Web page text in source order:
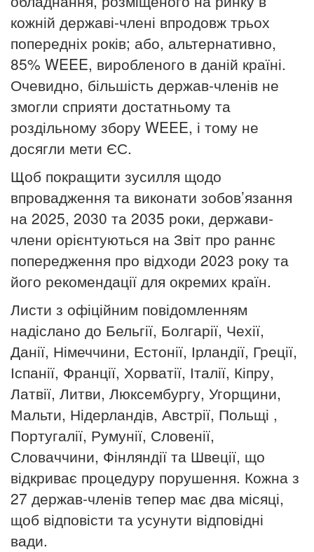
кожній державі-члені впродовж трьох
попередніх років; або, альтернативно,
85% WEEE, виробленого в даній країні.
Очевидно, більшість держав-членів не
змогли сприяти достатньому та
роздільному збору WEEE, і тому не
досягли мети ЄС.
Щоб покращити зусилля щодо
впровадження та виконати зобов’язання
на 2025, 2030 та 2035 роки, держави-
члени орієнтуються на Звіт про раннє
попередження про відходи 2023 року та
його рекомендації для окремих країн.
Листи з офіційним повідомленням
надіслано до Бельгії, Болгарії, Чехії,
Данії, Німеччини, Естонії, Ірландії, Греції,
Іспанії, Франції, Хорватії, Італії, Кіпру,
Латвії, Литви, Люксембургу, Угорщини,
Мальти, Нідерландів, Австрії, Польщі ,
Португалії, Румунії, Словенії,
Словаччини, Фінляндії та Швеції, що
відкриває процедуру порушення. Кожна з
27 держав-членів тепер має два місяці,
щоб відповісти та усунути відповідні
вади.